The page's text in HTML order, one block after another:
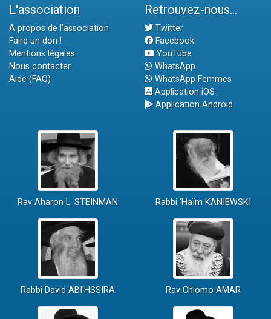
L'association
A propos de l'association
Faire un don !
Mentions légales
Nous contacter
Aide (FAQ)
Retrouvez-nous...
Twitter
Facebook
YouTube
WhatsApp
WhatsApp Femmes
Application iOS
Application Android
Rav Aharon L. STEINMAN Rabbi 'Haïm KANIEWSKI
Rabbi David ABI'HSSIRA Rav Chlomo AMAR